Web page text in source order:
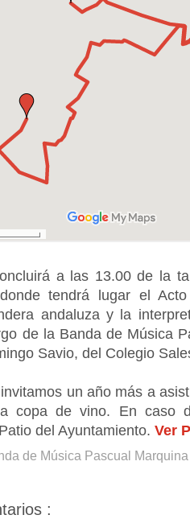
a las 13.00 de la
tendrá lugar el
andaluza y la
de la Banda de Música
Savio, del Colegio
un año más a
copa de vino. En caso
del Ayuntamiento. Ver
de Música Pascual Marquina
: